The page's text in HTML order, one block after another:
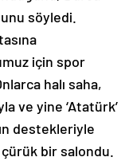
söyledi.
için spor
halı saha,
ve yine ‘Atatürk’
destekleriyle
bir salondu.